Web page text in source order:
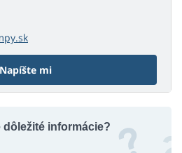
Napíšte mi
informácie?